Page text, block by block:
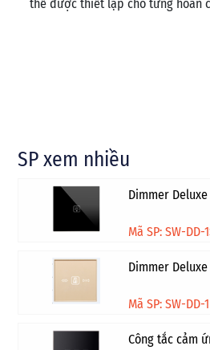
thể được thiết lập cho từng hoàn
SP xem nhiều
Dimmer
Mã SP: SW-DD-
Dimmer
Mã SP: SW-DD-
Công tắc cảm